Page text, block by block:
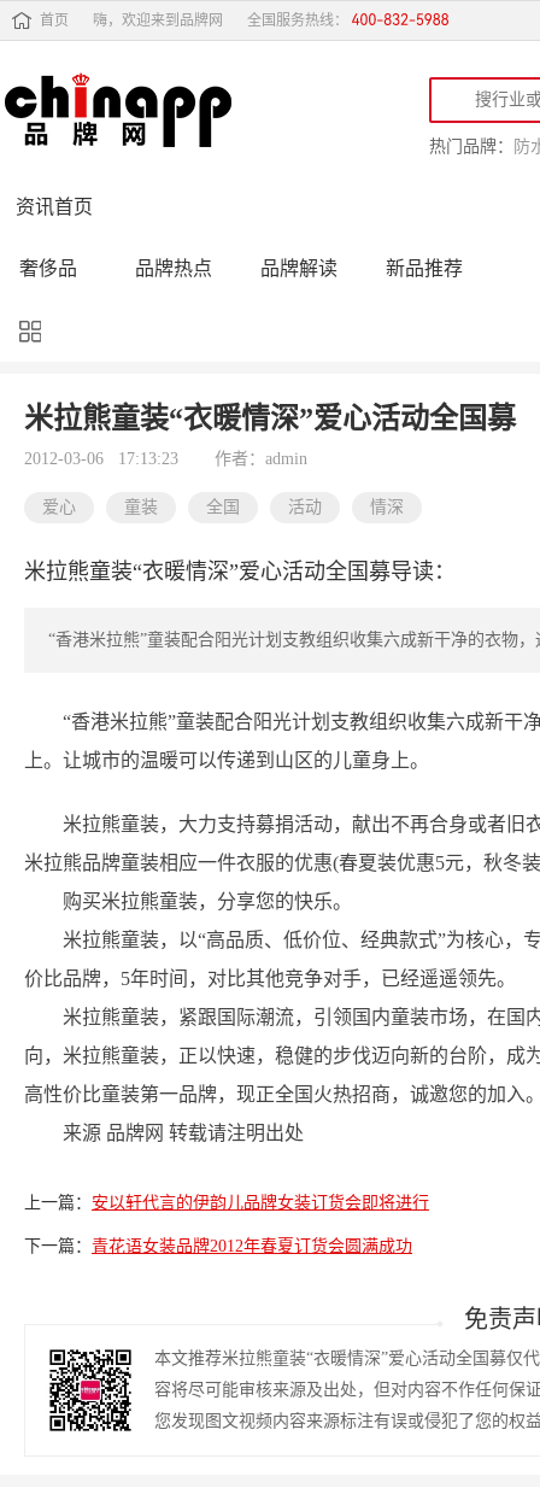
首页 嗨，欢迎来到品牌网 全国服务热线：
热门品牌： 防
资讯首页
奢侈品 品牌热点 品牌解读 新品推荐
品牌黑榜
品牌导购 专家点评 精彩点评
米拉熊童装“衣暖情深”爱心活动全国募
2012-03-06 17:13:23 作者：admin
爱心 童装 全国 活动 情深
米拉熊童装“衣暖情深”爱心活动全国募导读：
“香港米拉熊”童装配合阳光计划支教组织收集六成新干净的衣物
“香港米拉熊”童装配合阳光计划支教组织收集六成新干
上。让城市的温暖可以传递到山区的儿童身上。
米拉熊童装，大力支持募捐活动，献出不再合身或者
米拉熊品牌童装相应一件衣服的优惠(春夏装优惠5元，秋冬
购买米拉熊童装，分享您的快乐。
米拉熊童装，以“高品质、低价位、经典款式”为核心
价比品牌，5年时间，对比其他竞争对手，已经遥遥领先。
米拉熊童装，紧跟国际潮流，引领国内童装市场，在
向，米拉熊童装，正以快速，稳健的步伐迈向新的台阶，
高性价比童装第一品牌，现正全国火热招商，诚邀您的加入
来源 品牌网 转载请注明出处
上一篇： 安以轩代言的伊韵儿品牌女装订货会即将进行
下一篇： 青花语女装品牌2012年春夏订货会圆满成功
免责
本文推荐米拉熊童装“衣暖情深”爱心活动全国募仅
容将尽可能审核来源及出处，但对内容不作任何保
您发现图文视频内容来源标注有误或侵犯了您的权